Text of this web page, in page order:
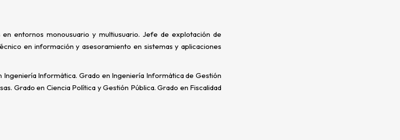
entornos monousuario y multiusuario. Jefe de explotación de
en información y asesoramiento en sistemas y aplicaciones
Ingeniería Informática. Grado en Ingeniería Informática de Gestión
Grado en Ciencia Política y Gestión Pública. Grado en Fiscalidad